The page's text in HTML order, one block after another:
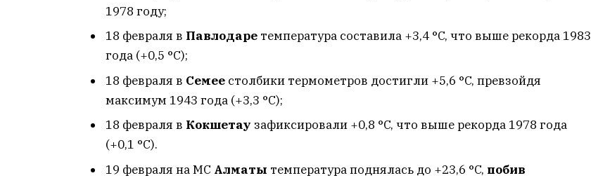
1978 году;
18 февраля в Павлодаре температура составила +3,4 °C, что выше рекорда 1983
года (+0,5 °C);
18 февраля в Семее столбики термометров достигли +5,6 °C, превзойдя
максимум 1943 года (+3,3 °C);
18 февраля в Кокшетау зафиксировали +0,8 °C, что выше рекорда 1978 года
(+0,1 °C).
19 февраля на МС Алматы температура поднялась до +23,6 °C, побив